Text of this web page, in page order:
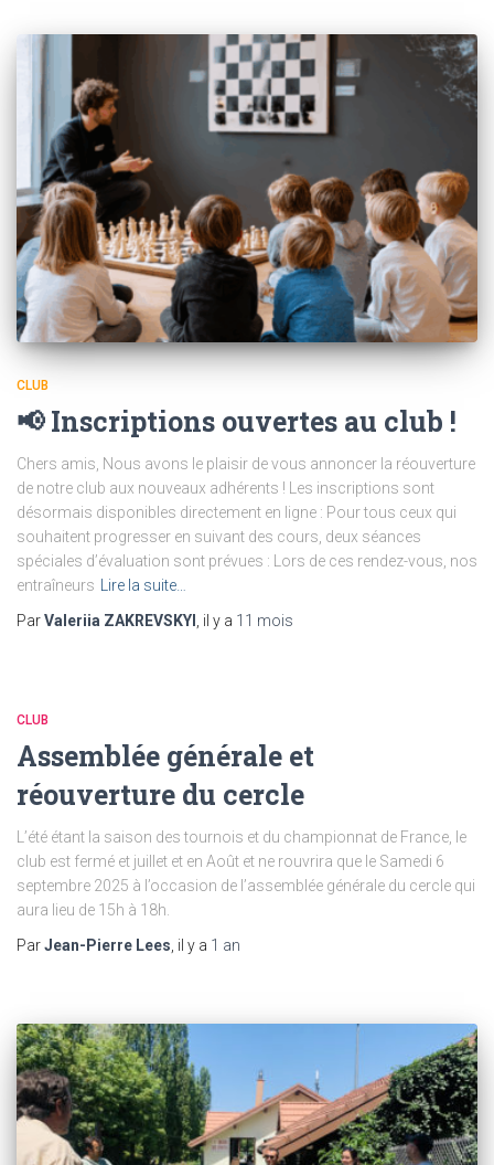
CLUB
📢 Inscriptions ouvertes au club !
Chers amis, Nous avons le plaisir de vous annoncer la réouverture
de notre club aux nouveaux adhérents ! Les inscriptions sont
désormais disponibles directement en ligne : Pour tous ceux qui
souhaitent progresser en suivant des cours, deux séances
spéciales d’évaluation sont prévues : Lors de ces rendez-vous, nos
entraîneurs
Lire la suite…
ParValeriia ZAKREVSKYI , il y a 11 mois
CLUB
Assemblée générale et
réouverture du cercle
L’été étant la saison des tournois et du championnat de France, le
club est fermé et juillet et en Août et ne rouvrira que le Samedi 6
septembre 2025 à l’occasion de l’assemblée générale du cercle qui
aura lieu de 15h à 18h.
ParJean-Pierre Lees , il y a 1 an